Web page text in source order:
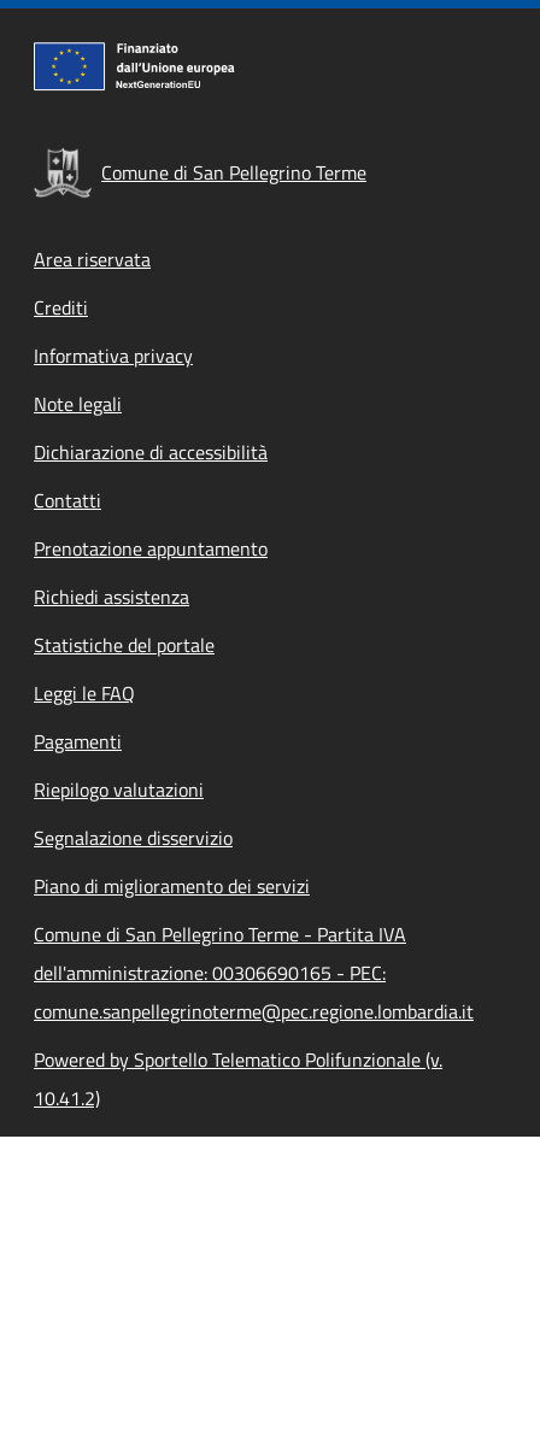
Comune di San Pellegrino Terme
Footer menu
Area riservata
Crediti
Informativa privacy
Note legali
Dichiarazione di accessibilità
Contatti
Prenotazione appuntamento
Richiedi assistenza
Statistiche del portale
Leggi le FAQ
Pagamenti
Riepilogo valutazioni
Segnalazione disservizio
Piano di miglioramento dei servizi
Comune di San Pellegrino Terme - Partita IVA
dell'amministrazione: 00306690165 - PEC:
comune.sanpellegrinoterme@pec.regione.lombardia.it
Powered by Sportello Telematico Polifunzionale (v.
10.41.2)